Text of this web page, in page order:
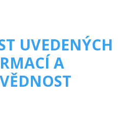
UVEDENÝCH
A